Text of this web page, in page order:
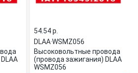
54.54 p.
DLAA·WSMZ056
Высоковольтные провода
(провода зажигания) DLAA
WSMZ056